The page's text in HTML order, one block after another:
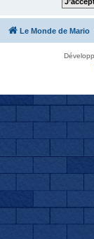
Le Monde de Mario